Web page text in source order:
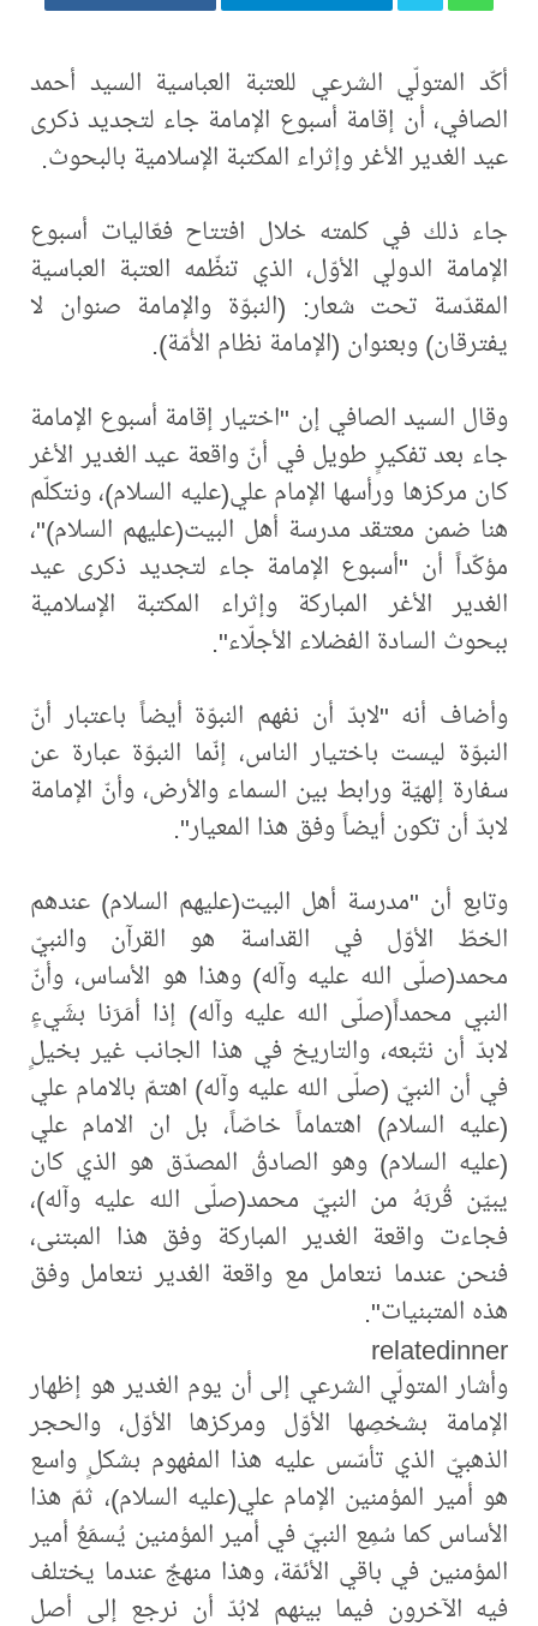
أكّد المتولّي الشرعي للعتبة العباسية السيد أحمد
الصافي، أن إقامة أسبوع الإمامة جاء لتجديد ذكرى
عيد الغدير الأغر وإثراء المكتبة الإسلامية بالبحوث.
جاء ذلك في كلمته خلال افتتاح فعّاليات أسبوع
الإمامة الدولي الأوّل، الذي تنظّمه العتبة العباسية
المقدّسة تحت شعار: (النبوّة والإمامة صنوان لا
يفترقان) وبعنوان (الإمامة نظام الأُمّة).
وقال السيد الصافي إن "اختيار إقامة أسبوع الإمامة
جاء بعد تفكيرٍ طويل في أنّ واقعة عيد الغدير الأغر
كان مركزها ورأسها الإمام علي(عليه السلام)، ونتكلّم
هنا ضمن معتقد مدرسة أهل البيت(عليهم السلام)"،
مؤكّداً أن "أسبوع الإمامة جاء لتجديد ذكرى عيد
الغدير الأغر المباركة وإثراء المكتبة الإسلامية
ببحوث السادة الفضلاء الأجلّاء".
وأضاف أنه "لابدّ أن نفهم النبوّة أيضاً باعتبار أنّ
النبوّة ليست باختيار الناس، إنّما النبوّة عبارة عن
سفارة إلهيّة ورابط بين السماء والأرض، وأنّ الإمامة
لابدّ أن تكون أيضاً وفق هذا المعيار".
وتابع أن "مدرسة أهل البيت(عليهم السلام) عندهم
الخطّ الأوّل في القداسة هو القرآن والنبيّ
محمد(صلّى الله عليه وآله) وهذا هو الأساس، وأنّ
النبي محمداً(صلّى الله عليه وآله) إذا أمَرَنا بشَيءٍ
لابدّ أن نتّبعه، والتاريخ في هذا الجانب غير بخيلٍ
في أن النبيّ (صلّى الله عليه وآله) اهتمّ بالامام علي
(عليه السلام) اهتماماً خاصّاً، بل ان الامام علي
(عليه السلام) وهو الصادقُ المصدّق هو الذي كان
يبيّن قُربَهُ من النبيّ محمد(صلّى الله عليه وآله)،
فجاءت واقعة الغدير المباركة وفق هذا المبتنى،
فنحن عندما نتعامل مع واقعة الغدير نتعامل وفق
هذه المتبنيات".
relatedinner
وأشار المتولّي الشرعي إلى أن يوم الغدير هو إظهار
الإمامة بشخصِها الأوّل ومركزها الأوّل، والحجر
الذهبيّ الذي تأسّس عليه هذا المفهوم بشكلٍ واسع
هو أمير المؤمنين الإمام علي(عليه السلام)، ثمّ هذا
الأساس كما سُمِع النبيّ في أمير المؤمنين يُسمَعُ أمير
المؤمنين في باقي الأئمّة، وهذا منهجٌ عندما يختلف
فيه الآخرون فيما بينهم لابُدّ أن نرجع إلى أصل